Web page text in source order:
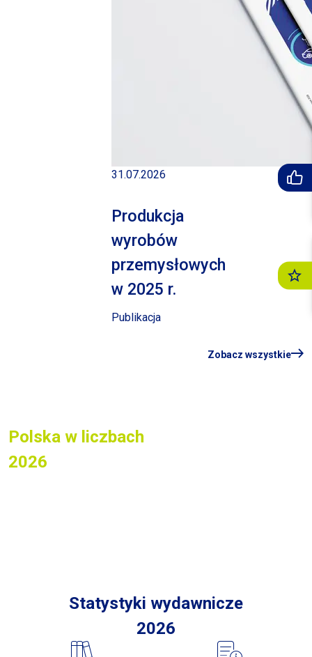
31.07.2026
Produkcja
wyrobów
przemysłowych
w 2025 r.
Publikacja
Zobacz wszystkie
Polska w liczbach
2026
Statystyki wydawnicze
2026